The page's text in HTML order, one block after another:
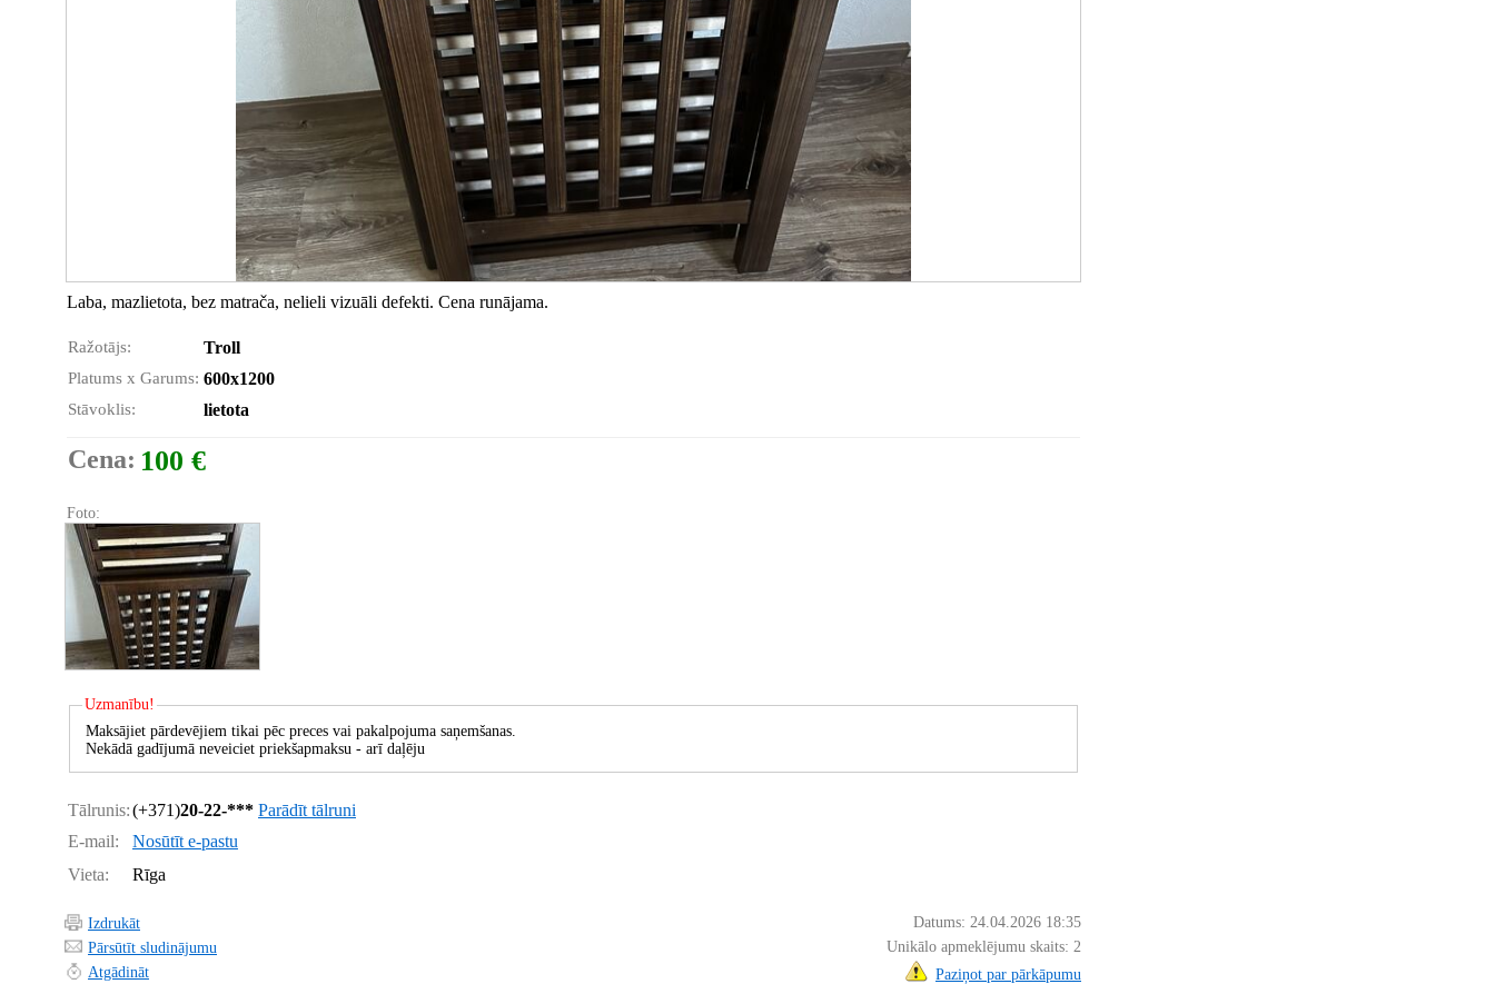
Laba, mazlietota, bez matrača, nelieli vizuāli defekti. Cena runājama.
Ražotājs: Troll
Platums x Garums: 600x1200
Stāvoklis: lietota
Cena: 100 €
Foto:
Uzmanību!
Maksājiet pārdevējiem tikai pēc preces vai pakalpojuma saņemšanas.
Nekādā gadījumā neveiciet priekšapmaksu - arī daļēju
Tālrunis:(+371)20-22-*** Parādīt tālruni
E-mail:
Nosūtīt e-pastu
Vieta:
Rīga
Izdrukāt
Datums: 24.04.2026 18:35
Pārsūtīt sludinājumu
Unikālo apmeklējumu skaits: 2
Atgādināt
Paziņot par pārkāpumu